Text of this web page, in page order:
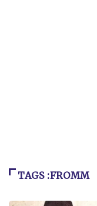
TAGS :FROMM